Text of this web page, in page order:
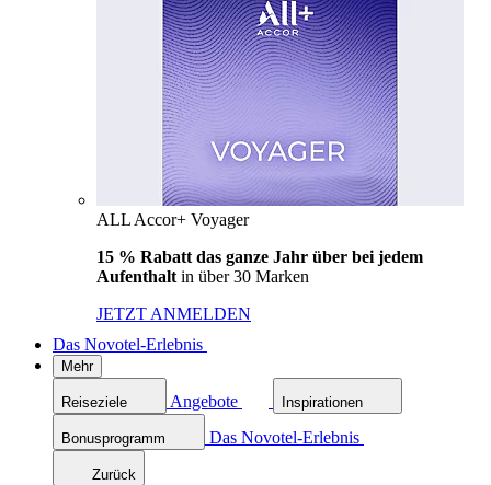
ALL Accor+ Voyager
15 % Rabatt das ganze Jahr über bei jedem
Aufenthalt in über 30 Marken
JETZT ANMELDEN
Das Novotel-Erlebnis
Mehr
Reiseziele Angebote Inspirationen
Bonusprogramm Das Novotel-Erlebnis
Zurück